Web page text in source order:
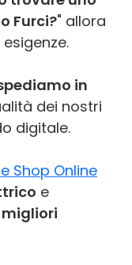
Furci?" allora
in
dei nostri
digitale.
Shop Online
e
migliori